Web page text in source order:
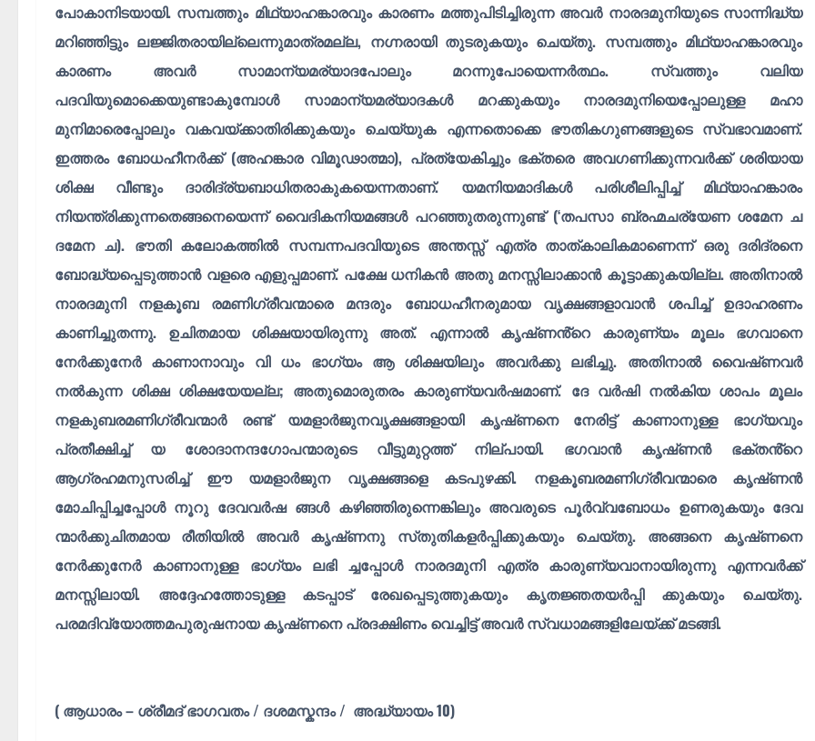
പോകാനിടയായി. സമ്പത്തും മിഥ്യാഹങ്കാരവും കാരണം മത്തുപിടിച്ചിരുന്ന അവർ നാരദമുനിയുടെ സാന്നിദ്ധ്യ
മറിഞ്ഞിട്ടും ലജ്ജിതരായില്ലെന്നുമാത്രമല്ല, നഗ്നരായി തുടരുകയും ചെയ്തു. സമ്പത്തും മിഥ്യാഹങ്കാരവും
കാരണം അവർ സാമാന്യമര്യാദപോലും മറന്നുപോയെന്നർത്ഥം. സ്വത്തും വലിയ
പദവിയുമൊക്കെയുണ്ടാകുമ്പോൾ സാമാന്യമര്യാദകൾ മറക്കുകയും നാരദമുനിയെപ്പോലുള്ള മഹാ
മുനിമാരെപ്പോലും വകവയ്ക്കാതിരിക്കുകയും ചെയ്യുക എന്നതൊക്കെ ഭൗതികഗുണങ്ങളുടെ സ്വഭാവമാണ്.
ഇത്തരം ബോധഹീനർക്ക് (അഹങ്കാര വിമൂഢാത്മാ), പ്രത്യേകിച്ചും ഭക്തരെ അവഗണിക്കുന്നവർക്ക് ശരിയായ
ശിക്ഷ വീണ്ടും ദാരിദ്ര്യബാധിതരാകുകയെന്നതാണ്. യമനിയമാദികൾ പരിശീലിപ്പിച്ച് മിഥ്യാഹങ്കാരം
നിയന്ത്രിക്കുന്നതെങ്ങനെയെന്ന് വൈദികനിയമങ്ങൾ പറഞ്ഞുതരുന്നുണ്ട് (‘തപസാ ബ്രഹ്മചര്യേണ ശമേന ച
ദമേന ച). ഭൗതി കലോകത്തിൽ സമ്പന്നപദവിയുടെ അന്തസ്സ് എത്ര താത്കാലികമാണെന്ന് ഒരു ദരിദ്രനെ
ബോദ്ധ്യപ്പെടുത്താൻ വളരെ എളുപ്പമാണ്. പക്ഷേ ധനികൻ അതു മനസ്സിലാക്കാൻ കൂട്ടാക്കുകയില്ല. അതിനാൽ
നാരദമുനി നളകൂബ രമണിഗ്രീവന്മാരെ മന്ദരും ബോധഹീനരുമായ വൃക്ഷങ്ങളാവാൻ ശപിച്ച് ഉദാഹരണം
കാണിച്ചുതന്നു. ഉചിതമായ ശിക്ഷയായിരുന്നു അത്. എന്നാൽ കൃഷ്‌ണൻ്റെ കാരുണ്യം മൂലം ഭഗവാനെ
നേർക്കുനേർ കാണാനാവും വി ധം ഭാഗ്യം ആ ശിക്ഷയിലും അവർക്കു ലഭിച്ചു. അതിനാൽ വൈഷ്‌ണവർ
നൽകുന്ന ശിക്ഷ ശിക്ഷയേയല്ല; അതുമൊരുതരം കാരുണ്യവർഷമാണ്. ദേ വർഷി നൽകിയ ശാപം മൂലം
നളകുബരമണിഗ്രീവന്മാർ രണ്ട് യമളാർജുനവൃക്ഷങ്ങളായി കൃഷ്‌ണനെ നേരിട്ട് കാണാനുള്ള ഭാഗ്യവും
പ്രതീക്ഷിച്ച് യ ശോദാനന്ദഗോപന്മാരുടെ വീട്ടുമുറ്റത്ത് നില്‌പായി. ഭഗവാൻ കൃഷ്‌ണൻ ഭക്തൻ്റെ
ആഗ്രഹമനുസരിച്ച് ഈ യമളാർജുന വൃക്ഷങ്ങളെ കടപുഴക്കി. നളകൂബരമണിഗ്രീവന്മാരെ കൃഷ്‌ണൻ
മോചിപ്പിച്ചപ്പോൾ നൂറു ദേവവർഷ ങ്ങൾ കഴിഞ്ഞിരുന്നെങ്കിലും അവരുടെ പൂർവ്വബോധം ഉണരുകയും ദേവ
ന്മാർക്കുചിതമായ രീതിയിൽ അവർ കൃഷ്‌ണനു സ്‌തുതികളർപ്പിക്കുകയും ചെയ്തു. അങ്ങനെ കൃഷ്‌ണനെ
നേർക്കുനേർ കാണാനുള്ള ഭാഗ്യം ലഭി ച്ചപ്പോൾ നാരദമുനി എത്ര കാരുണ്യവാനായിരുന്നു എന്നവർക്ക്
മനസ്സിലായി. അദ്ദേഹത്തോടുള്ള കടപ്പാട് രേഖപ്പെടുത്തുകയും കൃതജ്ഞതയർപ്പി ക്കുകയും ചെയ്തു.
പരമദിവ്യോത്തമപുരുഷനായ കൃഷ്‌ണനെ പ്രദക്ഷിണം വെച്ചിട്ട് അവർ സ്വധാമങ്ങളിലേയ്ക്ക് മടങ്ങി.
( ആധാരം – ശ്രീമദ്‌ ഭാഗവതം / ദശമസ്കന്ദം / അദ്ധ്യായം 10)